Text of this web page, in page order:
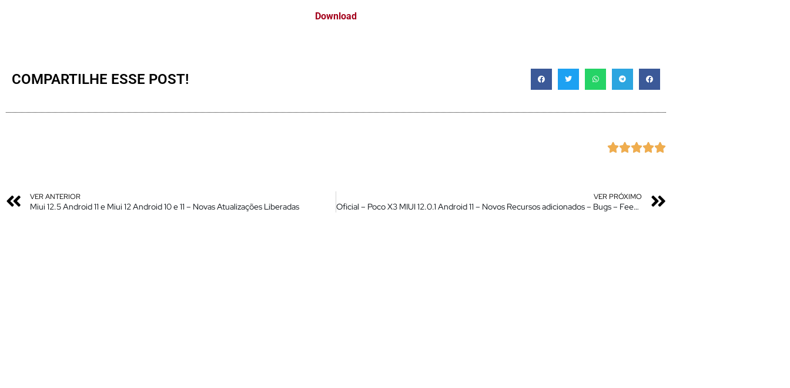
Download
COMPARTILHE ESSE POST!

VER ANTERIOR
Miui 12.5 Android 11 e Miui 12 Android 10 e 11 – Novas Atualizações Liberadas
VER PRÓXIMO
Oficial – Poco X3 MIUI 12.0.1 Android 11 – Novos Recursos adicionados – Bugs – Feedback